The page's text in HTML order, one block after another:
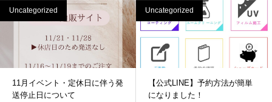
Uncategorized
11月イベント・定休日に伴う発
送停止日について
Uncategorized
【公式LINE】予約方法が簡単
になりました！